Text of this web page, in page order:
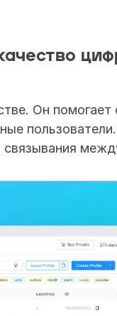
Он помогает
связывания